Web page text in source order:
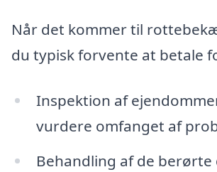
Når det kommer til
du typisk forvente at betale
Inspektion af
vurdere omfanget af
Behandling af de